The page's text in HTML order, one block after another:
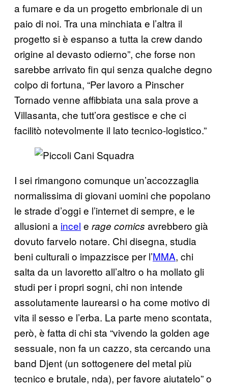
a fumare e da un progetto embrionale di un
paio di noi. Tra una minchiata e l’altra il
progetto si è espanso a tutta la crew dando
origine al devasto odierno”, che forse non
sarebbe arrivato fin qui senza qualche degno
colpo di fortuna, “Per lavoro a Pinscher
Tornado venne affibbiata una sala prove a
Villasanta, che tutt’ora gestisce e che ci
facilitò notevolmente il lato tecnico-logistico.”
I sei rimangono comunque un’accozzaglia
normalissima di giovani uomini che popolano
le strade d’oggi e l’internet di sempre, e le
allusioni a incel e rage comics avrebbero già
dovuto farvelo notare. Chi disegna, studia
beni culturali o impazzisce per l’MMA, chi
salta da un lavoretto all’altro o ha mollato gli
studi per i propri sogni, chi non intende
assolutamente laurearsi o ha come motivo di
vita il sesso e l’erba. La parte meno scontata,
però, è fatta di chi sta “vivendo la golden age
sessuale, non fa un cazzo, sta cercando una
band Djent (un sottogenere del metal più
tecnico e brutale, nda), per favore aiutatelo” o